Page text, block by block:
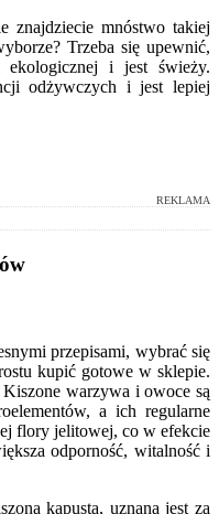
znajdziecie mnóstwo takiej
Trzeba się upewnić,
i jest świeży.
odżywczych i jest lepiej
REKLAMA
przepisami, wybrać się
kupić gotowe w sklepie.
warzywa i owoce są
a ich regularne
flory jelitowej, co w efekcie
odporność, witalność i
kapusta, uznana jest za